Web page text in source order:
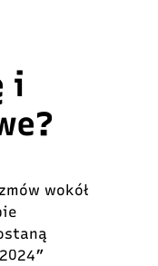
i
wokół